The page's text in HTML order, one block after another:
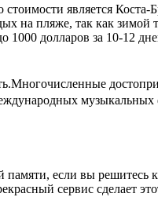
является
на пляже, так как зимой
1000 долларов за 10-12
памяти, если вы
сервис сделает